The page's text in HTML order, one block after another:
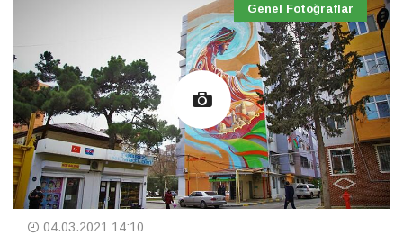
Genel Fotoğraflar
04.03.2021 14:10